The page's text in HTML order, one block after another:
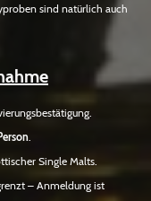
sind natürlich auch
.
Single Malts.
– Anmeldung ist